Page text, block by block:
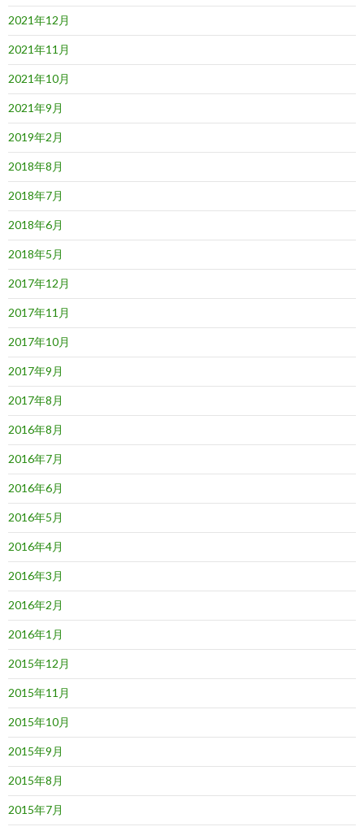
2021年12月
2021年11月
2021年10月
2021年9月
2019年2月
2018年8月
2018年7月
2018年6月
2018年5月
2017年12月
2017年11月
2017年10月
2017年9月
2017年8月
2016年8月
2016年7月
2016年6月
2016年5月
2016年4月
2016年3月
2016年2月
2016年1月
2015年12月
2015年11月
2015年10月
2015年9月
2015年8月
2015年7月